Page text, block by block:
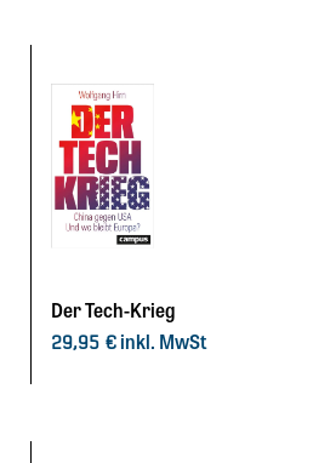
Der Tech-Krieg
29,95 € inkl. MwSt